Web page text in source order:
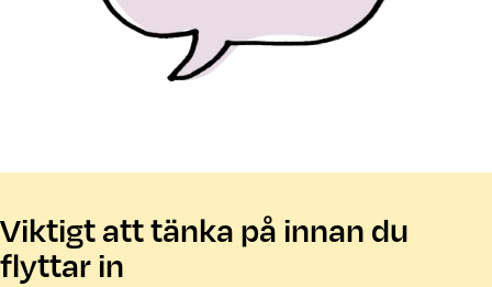
Viktigt att tänka på innan du
flyttar in